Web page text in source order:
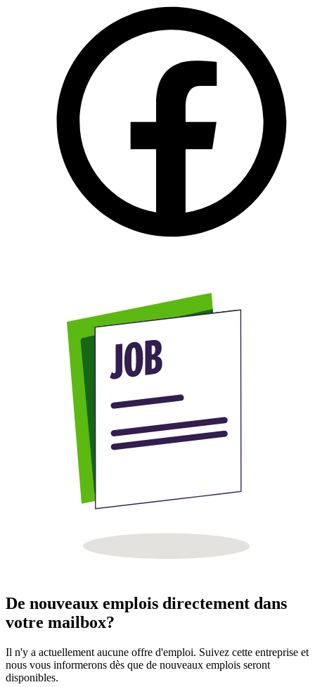
De nouveaux emplois directement dans
votre mailbox?
Il n'y a actuellement aucune offre d'emploi. Suivez cette entreprise et
nous vous informerons dès que de nouveaux emplois seront
disponibles.